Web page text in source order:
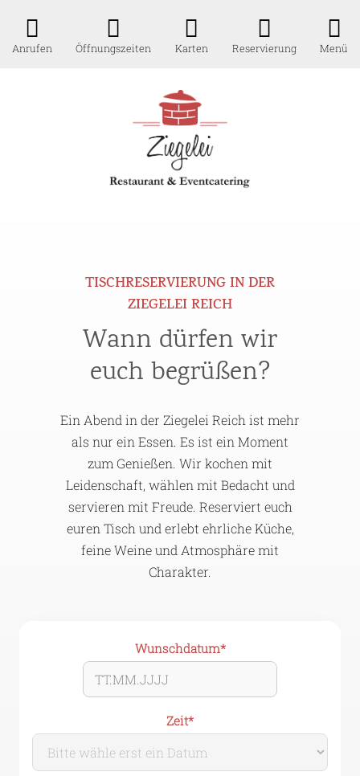
Anrufen Öffnungszeiten Karten Reservierung Menü
TISCHRESERVIERUNG IN DER
ZIEGELEI REICH
Wann dürfen wir
euch begrüßen?
Ein Abend in der Ziegelei Reich ist mehr
als nur ein Essen. Es ist ein Moment
zum Genießen. Wir kochen mit
Leidenschaft, wählen mit Bedacht und
servieren mit Freude. Reserviert euch
euren Tisch und erlebt ehrliche Küche,
feine Weine und Atmosphäre mit
Charakter.
Pflichtfeld
Wunschdatum*
Pflichtfeld
Zeit*